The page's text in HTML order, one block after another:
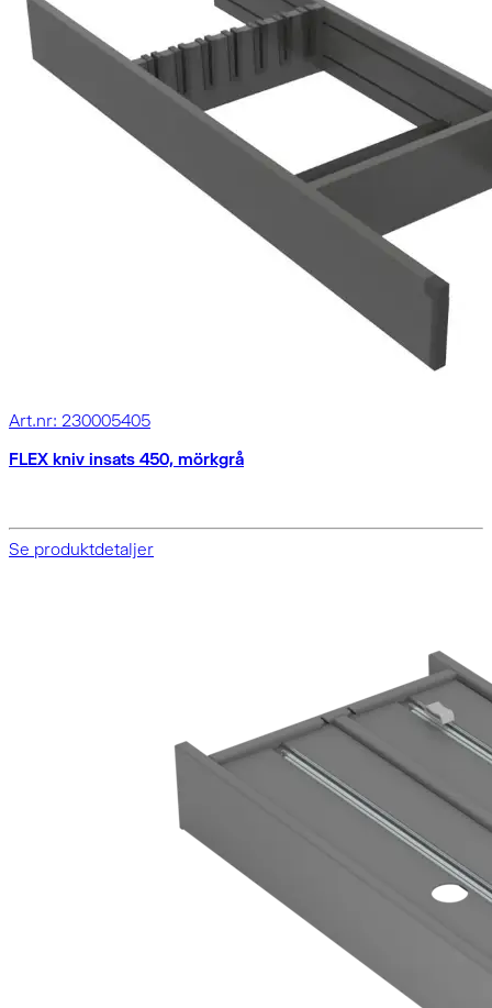
Art.nr: 230005405
FLEX kniv insats 450, mörkgrå
Se produktdetaljer